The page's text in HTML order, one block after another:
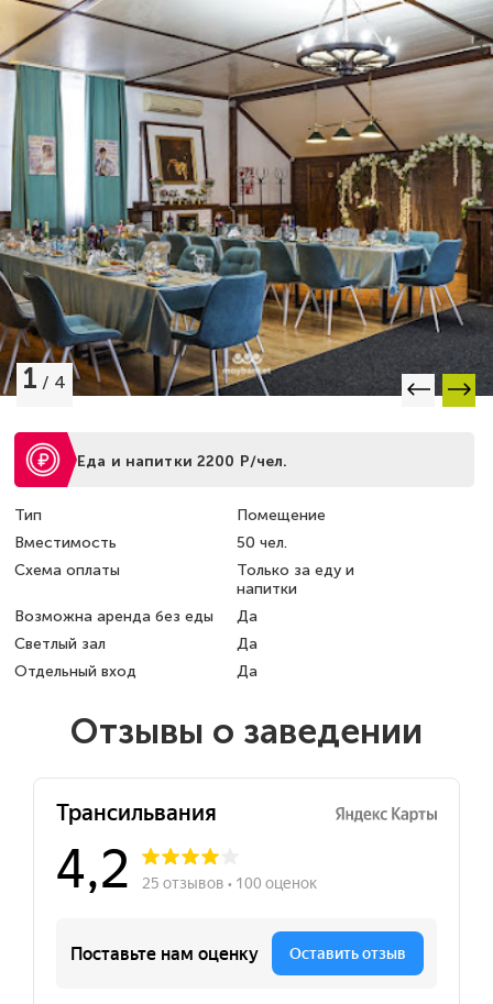
1 / 4
Еда и напитки 2200 Р/чел.
Тип
Помещение
Вместимость
50 чел.
Схема оплаты
Только за еду и
напитки
Возможна аренда без еды
Да
Светлый зал
Да
Отдельный вход
Да
Отзывы о заведении